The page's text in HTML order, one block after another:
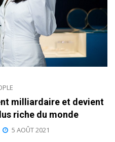
milliardaire et devient
riche du monde
5 AOÛT 2021